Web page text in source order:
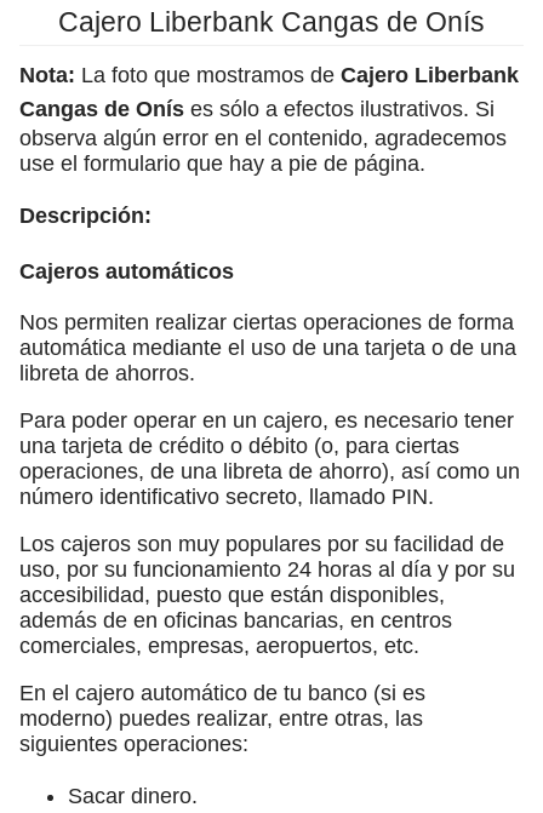
Cajero Liberbank Cangas de Onís
Nota: La foto que mostramos de Cajero Liberbank
Cangas de Onís es sólo a efectos ilustrativos. Si
observa algún error en el contenido, agradecemos
use el formulario que hay a pie de página.
Descripción:
Cajeros automáticos
Nos permiten realizar ciertas operaciones de forma
automática mediante el uso de una tarjeta o de una
libreta de ahorros.
Para poder operar en un cajero, es necesario tener
una tarjeta de crédito o débito (o, para ciertas
operaciones, de una libreta de ahorro), así como un
número identificativo secreto, llamado PIN.
Los cajeros son muy populares por su facilidad de
uso, por su funcionamiento 24 horas al día y por su
accesibilidad, puesto que están disponibles,
además de en oficinas bancarias, en centros
comerciales, empresas, aeropuertos, etc.
En el cajero automático de tu banco (si es
moderno) puedes realizar, entre otras, las
siguientes operaciones:
Sacar dinero.